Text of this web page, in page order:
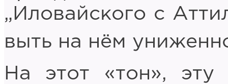
„Иловайского с
выть на нём
На этот «тон», эту